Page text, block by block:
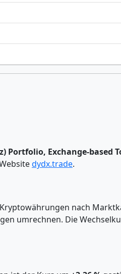
Portfolio, Exchange-based
dydx.trade.
nach
umrechnen. Die